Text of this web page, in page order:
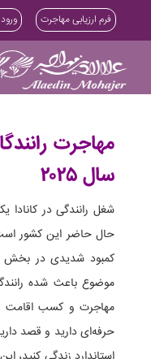
فرم ارزیابی مهاجرت
مهاجرت
سال ۲۰۲۵
شغل رانندگی در کانادا
کمبود شدیدی در بخش
موضوع باعث شده
مهاجرت و کسب اقامت
حرفه‌ای دارید و قصد